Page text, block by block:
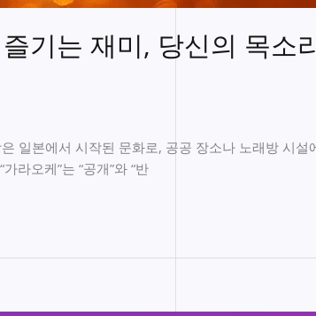
기는 재미, 당신의 목소
일본에서 시작된 문화로, 공공 장소나 노래방 시설
라오케”는 “공개”와 “반